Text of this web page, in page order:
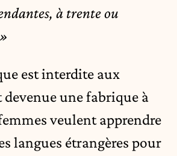
à trente ou
est interdite aux
devenue une fabrique à
veulent apprendre
langues étrangères pour